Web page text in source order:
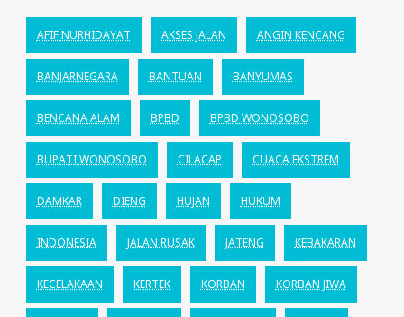
AFIF NURHIDAYAT AKSES JALAN ANGIN KENCANG
BANJARNEGARA BANTUAN BANYUMAS
BENCANA ALAM BPBD BPBD WONOSOBO
BUPATI WONOSOBO CILACAP CUACA EKSTREM
DAMKAR DIENG HUJAN HUKUM
INDONESIA JALAN RUSAK JATENG KEBAKARAN
KECELAKAAN KERTEK KORBAN KORBAN JIWA